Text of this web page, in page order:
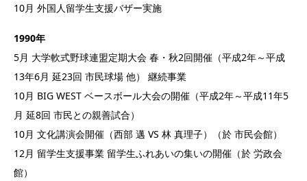
10月 外国人留学生支援バザー実施
1990年
5月 大学軟式野球連盟定期大会 春・秋2回開催（平成2年～平成
13年6月 延23回 市民球場 他） 継続事業
10月 BIG WEST ベースボール大会の開催（平成2年～平成11年5
月 延8回 市民との親善試合）
10月 文化講演会開催（西部 邁 VS 林 真理子）（於 市民会館）
12月 留学生支援事業 留学生ふれあいの集いの開催（於 労政会
館）